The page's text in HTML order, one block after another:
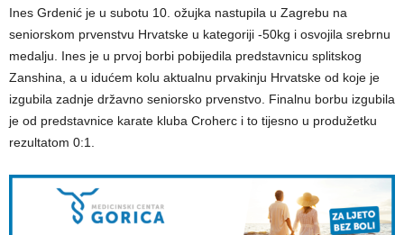
Ines Grdenić je u subotu 10. ožujka nastupila u Zagrebu na
seniorskom prvenstvu Hrvatske u kategoriji -50kg i osvojila srebrnu
medalju. Ines je u prvoj borbi pobijedila predstavnicu splitskog
Zanshina, a u idućem kolu aktualnu prvakinju Hrvatske od koje je
izgubila zadnje državno seniorsko prvenstvo. Finalnu borbu izgubila
je od predstavnice karate kluba Croherc i to tijesno u produžetku
rezultatom 0:1.